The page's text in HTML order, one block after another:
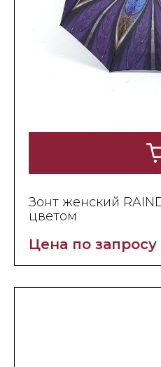
Зонт женский
цветом
Цена по запросу